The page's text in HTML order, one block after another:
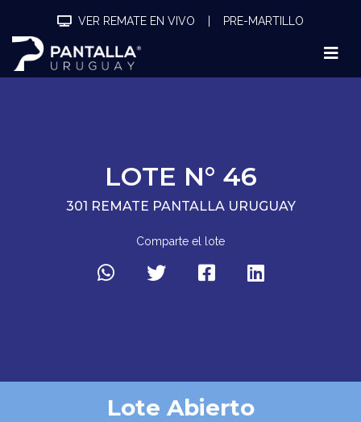
VER REMATE EN VIVO PRE-MARTILLO
LOTE N° 46
301 REMATE PANTALLA URUGUAY
Comparte el lote
Lote Abierto